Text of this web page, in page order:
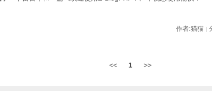
作者:猫猫 |
<< 1 >>